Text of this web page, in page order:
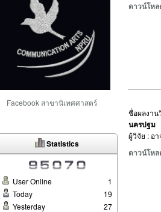
Facebook สาขานิเทศศาสตร์
Statistics
User Online
1
Today
19
Yesterday
27
ดาวน์โห
ชื่อผลงาน
นครปฐม
ผู้วิจัย : อ
ดาวน์โห